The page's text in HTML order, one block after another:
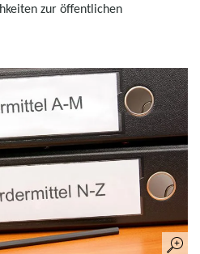
zur öffentlichen